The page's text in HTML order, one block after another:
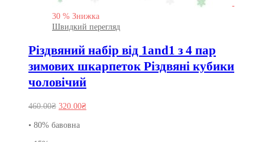
-
30 % Знижка
Швидкий перегляд
Різдвяний набір від 1and1 з 4 пар
зимових шкарпеток Різдвяні кубики
чоловічий
460.00₴ Оригінальна
460.00₴.
320.00₴Поточна
• 80% бавовна